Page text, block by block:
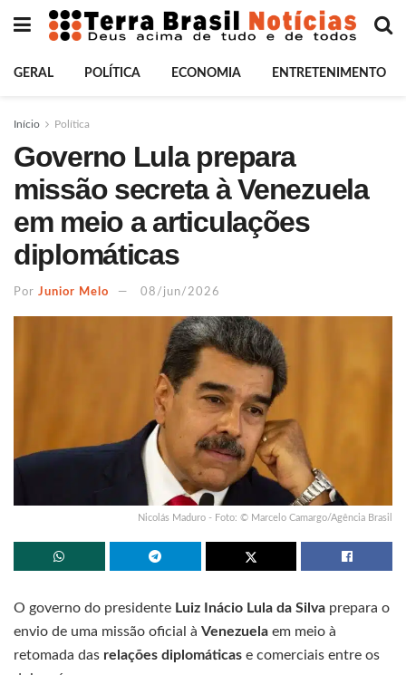
GERAL POLÍTICA ECONOMIA ENTRETENIMENTO
Início Política
Governo Lula prepara
missão secreta à Venezuela
em meio a articulações
diplomáticas
Por Junior Melo 08/jun/2026
Nicolás Maduro - Foto: © Marcelo Camargo/Agência Brasil
O governo do presidente Luiz Inácio Lula da Silva prepara o
envio de uma missão oficial à Venezuela em meio à
retomada das relações diplomáticas e comerciais entre os